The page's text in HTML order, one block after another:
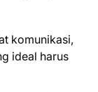
komunikasi,
ideal harus